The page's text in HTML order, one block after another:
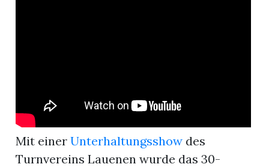
Mit einerUnterhaltungsshow des
Turnvereins Lauenen wurde das 30-